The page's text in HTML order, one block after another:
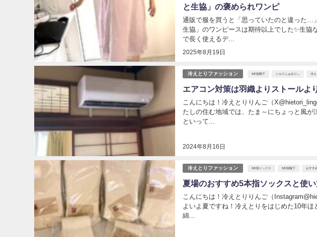
と生協」の褒められワンピ
2025年8月19日
通販で服を買うと「思っていたのと違った…
生協」のワンピースは期待以上でした✨生
で長く使えるデ...
冷えとりファッション 5本指靴下 シルクふぁみりぃ 冷え
エアコン対策は羽織よりストールよ
2024年8月16日
こんにちは！冷えとりりんご（
たしの住む地域では、たま～にちょっと風
といって...
冷えとりファッション 5本指ソックス 5本指靴下 おすす
夏場のおすすめ5本指ソックスと使
こんにちは！冷えとりりんご（
よいよ夏ですね！冷えとりをはじめた10年
綿...